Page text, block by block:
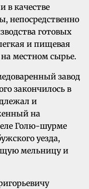
в качестве
непосредственно
готовых
и пище­вая
местном сырье.
завод
закончилось в
и
на
Голю-шурме
уезда,
мель­ницу и